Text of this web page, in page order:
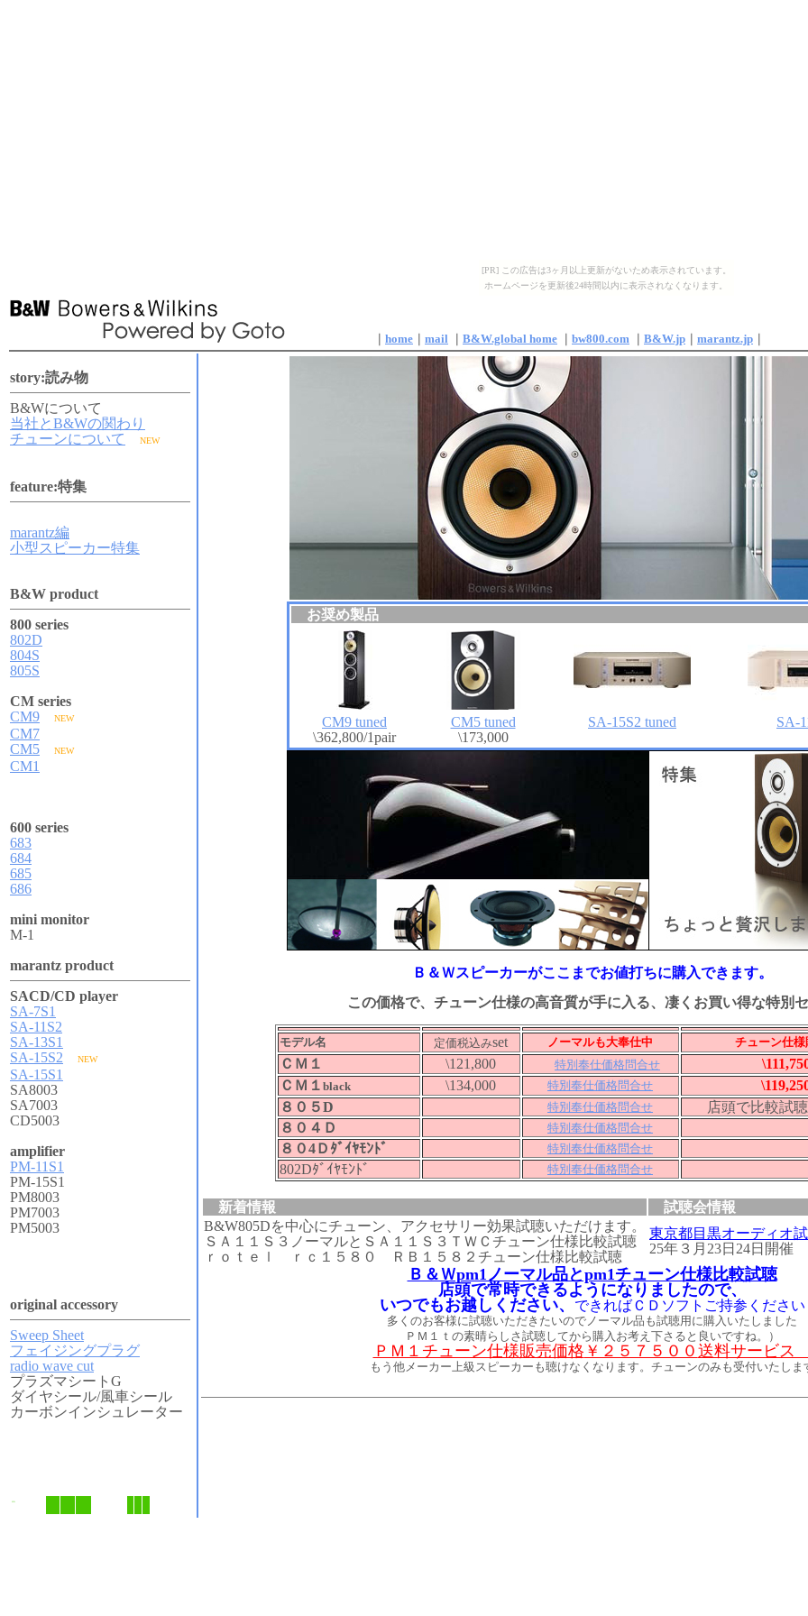
[PR] この広告は3ヶ月以上更新がないため表示されています。
ホームページを更新後24時間以内に表示されなくなります。
home mail B&W.global home bw800.com B&W.jp marantz.jp
story:読み物
B&Wについて
当社とB&Wの関わり
チューンについて
NEW
feature:特集
marantz編
小型スピーカー特集
B&W product
800 series
802D
804S
805S
CM series
CM9
NEW
CM7
CM5
NEW
CM1
600 series
683
684
685
686
mini monitor
M-1
marantz product
SACD/CD player
SA-7S1
SA-11S2
SA-13S1
SA-15S2
NEW
SA-15S1
SA8003
SA7003
CD5003
amplifier
PM-11S1
PM-15S1
PM8003
PM7003
PM5003
original accessory
Sweep Sheet
フェイジングプラグ
radio wave cut
プラズマシートG
ダイヤシール/風車シール
カーボンインシュレーター
お奨め製品
CM9 tuned
\362,800/1pair
CM5 tuned
\173,000
SA-15S2 tuned SA-
Ｂ＆Ｗスピーカーがここまでお値打ちに購入できます。
この価格で、チューン仕様の高音質が手に入る、凄くお買い得な特別
モデル名 定価税込みset ノーマルも大奉仕中 チューン仕
ＣＭ１ \121,800 特別奉仕価格問合せ
ＣＭ１ black \134,000 特別奉仕価格問合せ
８０５D
特別奉仕価格問合せ
店頭で比較試
８０４Ｄ
特別奉仕価格問合せ
８０4Ｄﾀﾞｲﾔﾓﾝﾄﾞ 特別奉仕価格問合せ
802Dﾀﾞｲﾔﾓﾝﾄﾞ 特別奉仕価格問合せ
新着情報
試聴会情報
B&W805Dを中心にチューン、アクセサリー効果試聴いただけます。
ＳＡ１１Ｓ３ノーマルとＳＡ１１Ｓ３ＴＷＣチューン仕様比較試聴
ｒｏｔｅｌ ｒｃ１５８０ ＲＢ１５８２チューン仕様比較試聴
東京都目黒オーディオ
25年３月23日24日開催
Ｂ＆Ｗpm1ノーマル品とpm1チューン仕様比較試聴
店頭で常時できるようになりましたので、
いつでもお越しください、
できればＣＤソフトご持参ください
多くのお客様に試聴いただきたいのでノーマル品も試聴用に購入いたしました
ＰＭ１ｔの素晴らしさ試聴してから購入お考え下さると良いですね。）
ＰＭ１チューン仕様販売価格 ￥２５７５００ 送料サービ
もう他メーカー上級スピーカーも聴けなくなります。チューンのみも受付いたしま